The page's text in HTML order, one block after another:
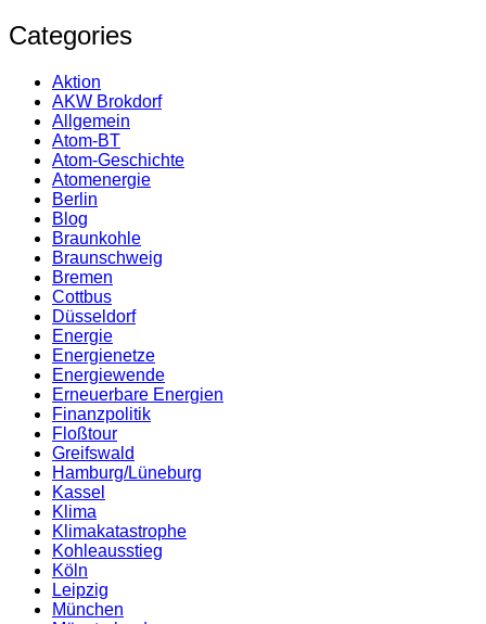
Categories
Aktion
AKW Brokdorf
Allgemein
Atom-BT
Atom-Geschichte
Atomenergie
Berlin
Blog
Braunkohle
Braunschweig
Bremen
Cottbus
Düsseldorf
Energie
Energienetze
Energiewende
Erneuerbare Energien
Finanzpolitik
Floßtour
Greifswald
Hamburg/Lüneburg
Kassel
Klima
Klimakatastrophe
Kohleausstieg
Köln
Leipzig
München